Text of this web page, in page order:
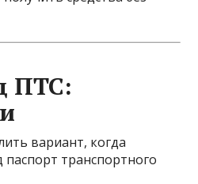
ПТС:
вариант, когда
транспортного